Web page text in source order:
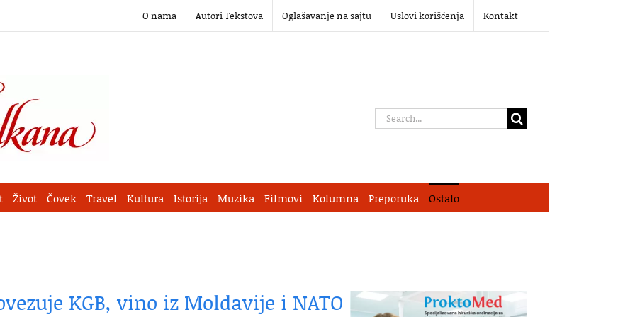
O nama Autori Tekstova Oglašavanje na sajtu Uslovi korišćenja Kontakt
Search
Život Čovek Travel Kultura Istorija Muzika Filmovi Kolumna Preporuka Ostalo
KGB, vino iz Moldavije i NATO